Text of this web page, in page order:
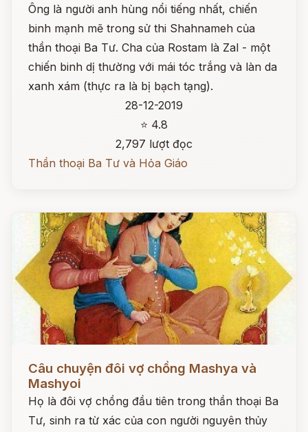
Ông là người anh hùng nổi tiếng nhất, chiến
binh mạnh mẽ trong sử thi Shahnameh của
thần thoại Ba Tư. Cha của Rostam là Zal - một
chiến binh dị thường với mái tóc trắng và làn da
xanh xám (thực ra là bị bạch tạng).
28-12-2019
⭐ 4.8
2,797 lượt đọc
Thần thoại Ba Tư và Hỏa Giáo
Câu chuyện đôi vợ chồng Mashya và
Mashyoi
Họ là đôi vợ chồng đầu tiên trong thần thoại Ba
Tư, sinh ra từ xác của con người nguyên thủy